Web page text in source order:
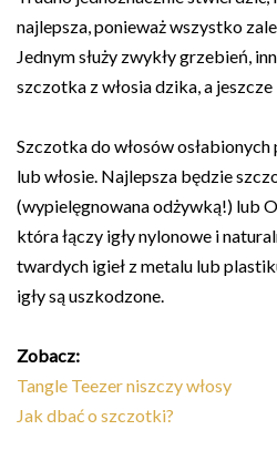
najlepsza, ponieważ wszystko
Jednym służy zwykły grzebień,
szczotka z włosia dzika, a jeszcze
Szczotka do włosów
lub włosie. Najlepsza będzie
(wypielęgnowana odżywką!) lub
która łączy igły nylonowe i
twardych igieł z metalu lub
igły są uszkodzone.
Zobacz:
Tangle Teezer niszczy włosy
Jak dbać o szczotki?